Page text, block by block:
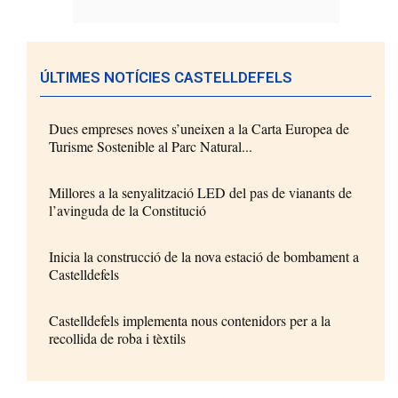
ÚLTIMES NOTÍCIES CASTELLDEFELS
Dues empreses noves s’uneixen a la Carta Europea de
Turisme Sostenible al Parc Natural...
Millores a la senyalització LED del pas de vianants de
l’avinguda de la Constitució
Inicia la construcció de la nova estació de bombament a
Castelldefels
Castelldefels implementa nous contenidors per a la
recollida de roba i tèxtils